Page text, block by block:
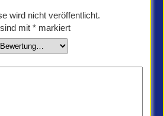
wird nicht veröffentlicht.
mit * markiert